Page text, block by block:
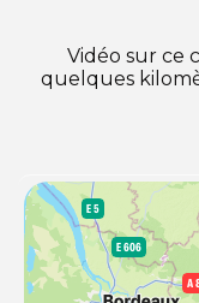
Vidéo sur ce
quelques